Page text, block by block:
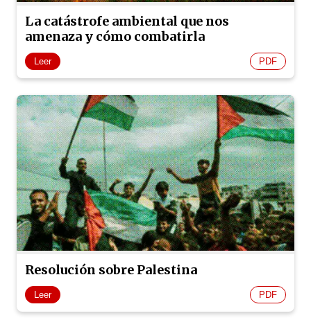
La catástrofe ambiental que nos
amenaza y cómo combatirla
Leer PDF
Resolución sobre Palestina
Leer PDF